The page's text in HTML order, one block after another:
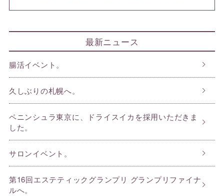
最新ニュース
腸活イベント。
久しぶりの札幌へ。
ペニンシュラ東京に、ドライスイカを採用いただきま
した。
サロンイベント。
第16回エステティックグランプリ グランプリファイナ
ルへ。